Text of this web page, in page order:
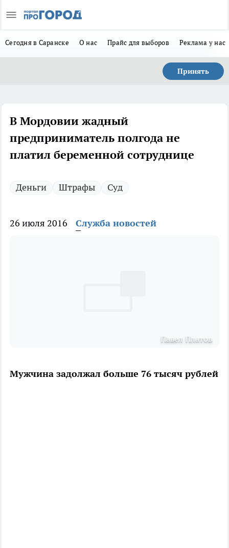
Сегодня в Саранске О нас Прайс для выборов Реклама у нас
Принять
В Мордовии жадный
предприниматель полгода не
платил беременной сотруднице
Деньги Штрафы Суд
26 июля 2016 Служба новостей
Павел Платов
Мужчина задолжал больше 76 тысяч рублей